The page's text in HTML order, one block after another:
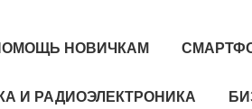
НОВИЧКАМ
И РАДИОЭЛЕКТРОНИКА